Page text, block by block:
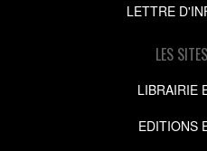
LETTRE
LES
LIBRAIRIE
EDITIONS